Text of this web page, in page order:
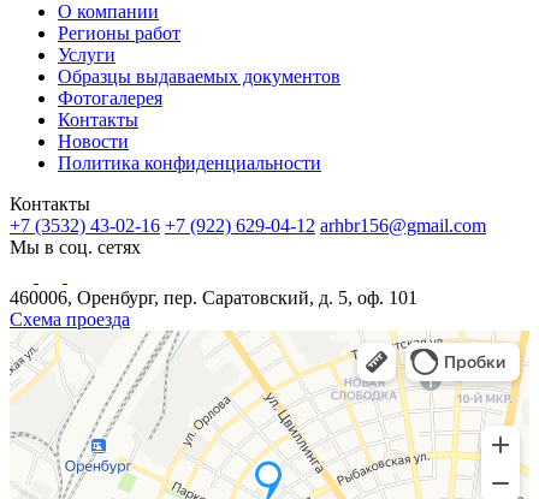
О компании
Регионы работ
Услуги
Образцы выдаваемых документов
Фотогалерея
Контакты
Новости
Политика конфиденциальности
Контакты
+7 (3532) 43-02-16 +7 (922) 629-04-12 arhbr156@gmail.com
Мы в соц. сетях
460006, Оренбург, пер. Саратовский, д. 5, оф. 101
Схема проезда